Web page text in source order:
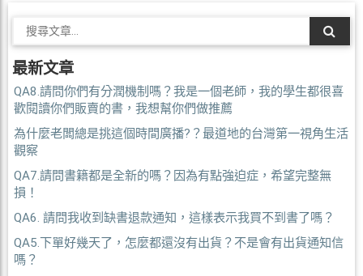
最新文章
QA8.請問你們有分潤機制嗎？我是一個老師，我的學生都很喜
歡閱讀你們販賣的書，我想幫你們做推薦
為什麼老闆總是挑這個時間廣播?？最道地的台灣第一視角生活
觀察
QA7.請問書籍都是全新的嗎？因為有點強迫症，希望完整無
損！
QA6. 請問我收到缺書退款通知，這樣表示我買不到書了嗎？
QA5.下單好幾天了，怎麼都還沒有出貨？不是會有出貨通知信
嗎？